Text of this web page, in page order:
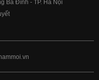
Ba Đình - TP. Hà Nội